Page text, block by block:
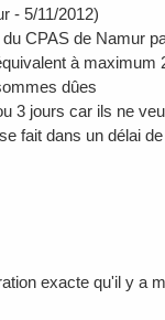
- 5/11/2012)
CPAS de Namur
à maximum
dûes
3 jours car ils ne
fait dans un délai
exacte qu'il y a